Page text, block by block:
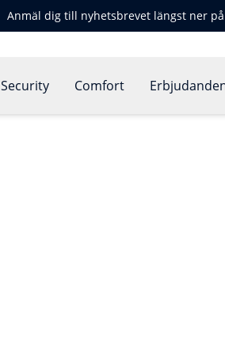
Anmäl dig till nyhetsbrevet längst ner
Security Comfort